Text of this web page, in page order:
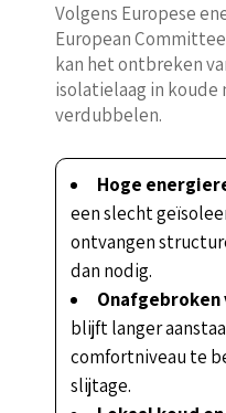
Volgens Europese
European
kan het ontbreken
isolatielaag in koude
verdubbelen.
Hoge
een slecht
ontvangen
dan nodig.
Onafgebroken
blijft langer
comfortniveau te
slijtage.